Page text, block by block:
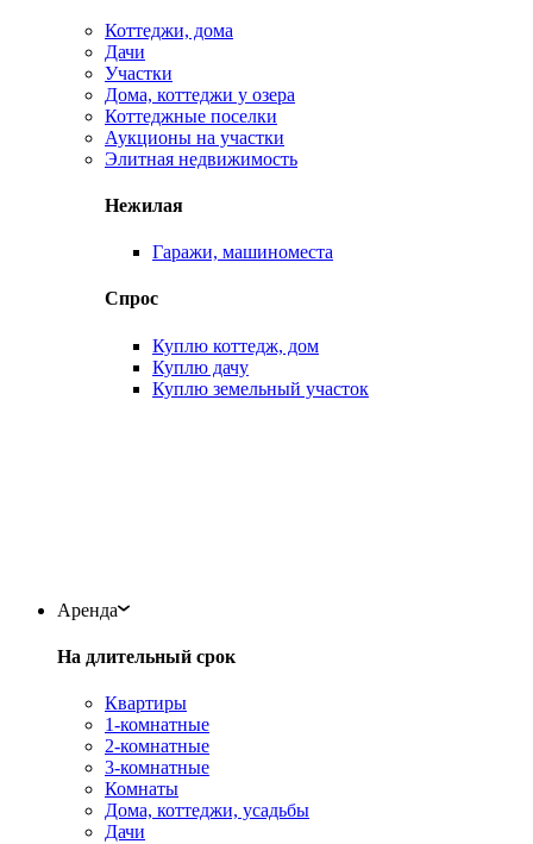
Коттеджи, дома
Дачи
Участки
Дома, коттеджи у озера
Коттеджные поселки
Аукционы на участки
Элитная недвижимость
Нежилая
Гаражи, машиноместа
Спрос
Куплю коттедж, дом
Куплю дачу
Куплю земельный участок
Аренда
На длительный срок
Квартиры
1-комнатные
2-комнатные
3-комнатные
Комнаты
Дома, коттеджи, усадьбы
Дачи